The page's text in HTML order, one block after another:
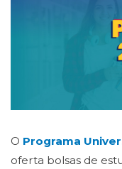
O Programa
oferta bolsas de